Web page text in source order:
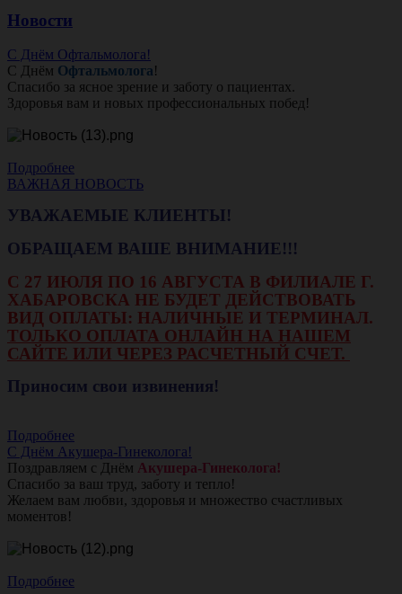
Новости
С Днём Офтальмолога!
С Днём Офтальмолога!
Спасибо за ясное зрение и заботу о пациентах.
Здоровья вам и новых профессиональных побед!
Подробнее
ВАЖНАЯ НОВОСТЬ
УВАЖАЕМЫЕ КЛИЕНТЫ!
ОБРАЩАЕМ ВАШЕ ВНИМАНИЕ!!!
С 27 ИЮЛЯ ПО 16 АВГУСТА В ФИЛИАЛЕ Г.
ХАБАРОВСКА НЕ БУДЕТ ДЕЙСТВОВАТЬ
ВИД ОПЛАТЫ: НАЛИЧНЫЕ И ТЕРМИНАЛ.
ТОЛЬКО ОПЛАТА ОНЛАЙН НА НАШЕМ
САЙТЕ ИЛИ ЧЕРЕЗ РАСЧЕТНЫЙ СЧЕТ.
Приносим свои извинения!
Подробнее
С Днём Акушера-Гинеколога!
Поздравляем с Днём Акушера-Гинеколога!
Спасибо за ваш труд, заботу и тепло!
Желаем вам любви, здоровья и множество счастливых
моментов!
Подробнее